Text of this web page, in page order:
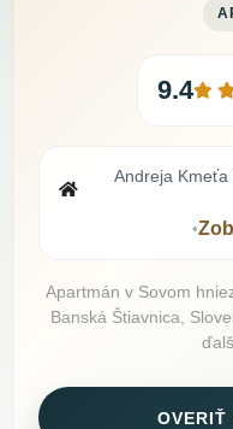
9.4
Andreja Kmeťa
•
Apartmán v Sovom
Banská Štiavnica,
OVERIŤ